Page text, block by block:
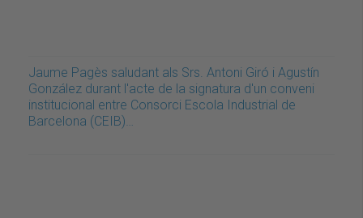
Jaume Pagès saludant als Srs. Antoni Giró i Agustín
González durant l'acte de la signatura d'un conveni
institucional entre Consorci Escola Industrial de
Barcelona (CEIB)…